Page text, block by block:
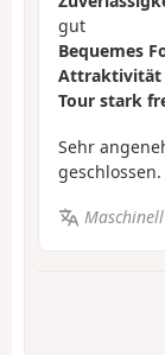
gut
Bequemes
Attraktivität
Tour stark
Sehr